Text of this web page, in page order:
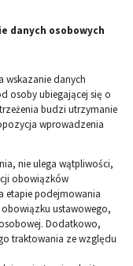
danych osobowych
wskazanie danych
osoby ubiegającej się o
budzi utrzymanie
wprowadzenia
nie ulega wątpliwości,
obowiązków
etapie podejmowania
ustawowego,
Dodatkowo,
traktowania ze względu